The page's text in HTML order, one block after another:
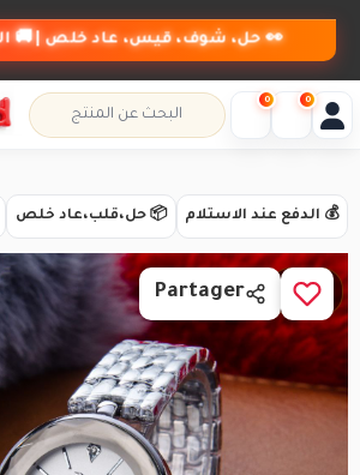
👀 حل، شوف، قيس، عاد خلص | 🚚
📦 حل،قلب،عاد خلص 💰 الدفع عند الاستلام
1 / 1
Partager
0 0